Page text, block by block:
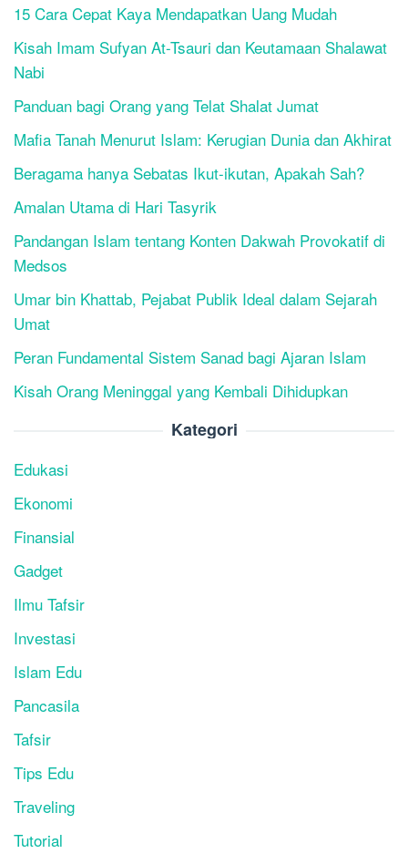
15 Cara Cepat Kaya Mendapatkan Uang Mudah
Kisah Imam Sufyan At-Tsauri dan Keutamaan Shalawat
Nabi
Panduan bagi Orang yang Telat Shalat Jumat
Mafia Tanah Menurut Islam: Kerugian Dunia dan Akhirat
Beragama hanya Sebatas Ikut-ikutan, Apakah Sah?
Amalan Utama di Hari Tasyrik
Pandangan Islam tentang Konten Dakwah Provokatif di
Medsos
Umar bin Khattab, Pejabat Publik Ideal dalam Sejarah
Umat
Peran Fundamental Sistem Sanad bagi Ajaran Islam
Kisah Orang Meninggal yang Kembali Dihidupkan
Kategori
Edukasi
Ekonomi
Finansial
Gadget
Ilmu Tafsir
Investasi
Islam Edu
Pancasila
Tafsir
Tips Edu
Traveling
Tutorial